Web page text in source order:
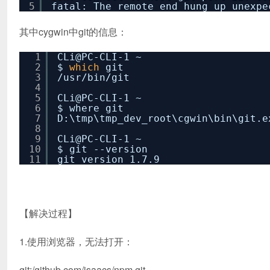
5
fatal: The remote end hung up
其中cygwin中git的信息：
1
2
3
4
5
6
7
8
9
10
11
CLi@PC-CLI-1 ~
$ which
git
/usr/bin/git
CLi@PC-CLI-1 ~
$ where git
CLi@PC-CLI-1 ~
$ git --version
git version 1.7.9
【解决过程】
1.使用浏览器，无法打开：